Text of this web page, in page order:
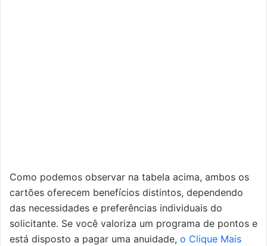
Como podemos observar na tabela acima, ambos os
cartões oferecem benefícios distintos, dependendo
das necessidades e preferências individuais do
solicitante. Se você valoriza um programa de pontos e
está disposto a pagar uma anuidade, o Clique Mais